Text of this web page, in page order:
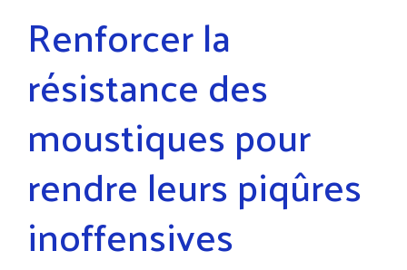
Renforcer la
résistance des
moustiques pour
rendre leurs piqûres
inoffensives